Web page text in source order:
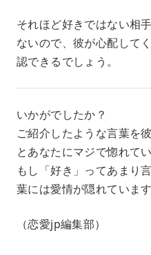
それほど好きではない相
ないので、彼が心配して
認できるでしょう。
いかがでしたか？
ご紹介したような言葉を
とあなたにマジで惚れて
もし「好き」ってあまり
葉には愛情が隠れていま
（恋愛jp編集部）